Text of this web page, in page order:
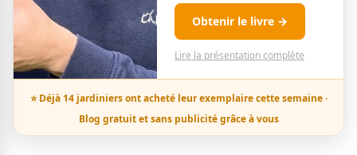
Obtenir le livre →
Lire la présentation complète
⭐ Déjà 14 jardiniers ont acheté leur exemplaire cette semaine ·
Blog gratuit et sans publicité grâce à vous